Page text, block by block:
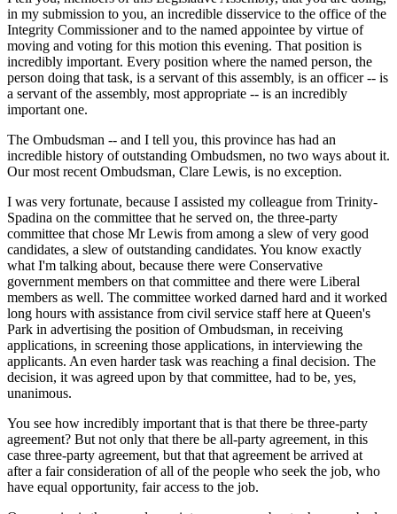
in my submission to you, an incredible disservice to the office of the
Integrity Commissioner and to the named appointee by virtue of
moving and voting for this motion this evening. That position is
incredibly important. Every position where the named person, the
person doing that task, is a servant of this assembly, is an officer -- is
a servant of the assembly, most appropriate -- is an incredibly
important one.
The Ombudsman -- and I tell you, this province has had an
incredible history of outstanding Ombudsmen, no two ways about it.
Our most recent Ombudsman, Clare Lewis, is no exception.
I was very fortunate, because I assisted my colleague from Trinity-
Spadina on the committee that he served on, the three-party
committee that chose Mr Lewis from among a slew of very good
candidates, a slew of outstanding candidates. You know exactly
what I'm talking about, because there were Conservative
government members on that committee and there were Liberal
members as well. The committee worked darned hard and it worked
long hours with assistance from civil service staff here at Queen's
Park in advertising the position of Ombudsman, in receiving
applications, in screening those applications, in interviewing the
applicants. An even harder task was reaching a final decision. The
decision, it was agreed upon by that committee, had to be, yes,
unanimous.
You see how incredibly important that is that there be three-party
agreement? But not only that there be all-party agreement, in this
case three-party agreement, but that that agreement be arrived at
after a fair consideration of all of the people who seek the job, who
have equal opportunity, fair access to the job.